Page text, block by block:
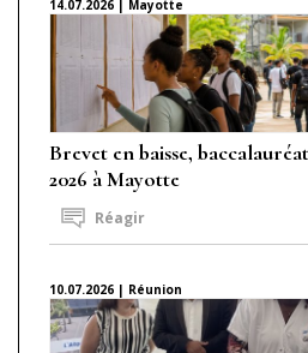
14.07.2026 | Mayotte
Brevet en baisse,
2026 à Mayotte
Réagir
10.07.2026 | Réunion